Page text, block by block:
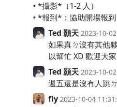
• *攝影*（1-2 人）
• *報到*：協助開場報到
Ted 顥天 2023-10-
如果真ㄉ沒有其他
以幫忙 XD 歡迎大
Ted 顥天 2023-10-
週五還是沒有人跳
fly 2023-10-04